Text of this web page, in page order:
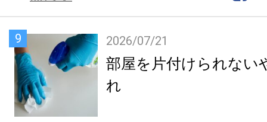
9 2026/07/21
部屋を片付けられない
れ